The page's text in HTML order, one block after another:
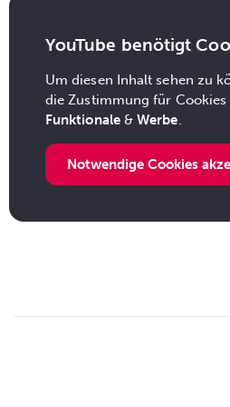
YouTube benötigt
Um diesen Inhalt sehen zu
die Zustimmung für Cookies
Funktionale&Werbe.
Notwendige Cookies